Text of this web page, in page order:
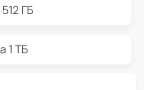
ГБ
1 ТБ